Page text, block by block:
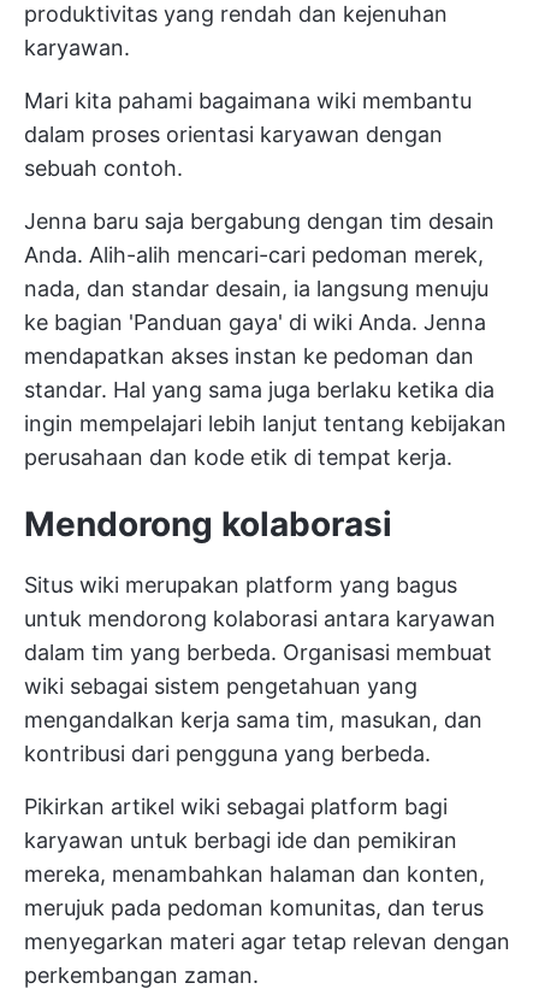
produktivitas yang rendah dan kejenuhan
karyawan.
Mari kita pahami bagaimana wiki membantu
dalam proses orientasi karyawan dengan
sebuah contoh.
Jenna baru saja bergabung dengan tim desain
Anda. Alih-alih mencari-cari pedoman merek,
nada, dan standar desain, ia langsung menuju
ke bagian 'Panduan gaya' di wiki Anda. Jenna
mendapatkan akses instan ke pedoman dan
standar. Hal yang sama juga berlaku ketika dia
ingin mempelajari lebih lanjut tentang kebijakan
perusahaan dan kode etik di tempat kerja.
Mendorong kolaborasi
Situs wiki merupakan platform yang bagus
untuk mendorong kolaborasi antara karyawan
dalam tim yang berbeda. Organisasi membuat
wiki sebagai sistem pengetahuan yang
mengandalkan kerja sama tim, masukan, dan
kontribusi dari pengguna yang berbeda.
Pikirkan artikel wiki sebagai platform bagi
karyawan untuk berbagi ide dan pemikiran
mereka, menambahkan halaman dan konten,
merujuk pada pedoman komunitas, dan terus
menyegarkan materi agar tetap relevan dengan
perkembangan zaman.